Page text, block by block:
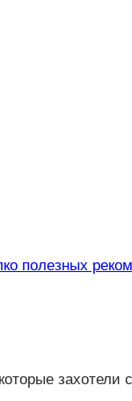
полезных
захотели